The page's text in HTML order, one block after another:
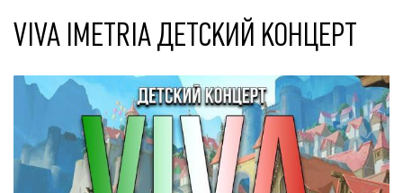
VIVA IMETRIA ДЕТСКИЙ КОНЦЕРТ